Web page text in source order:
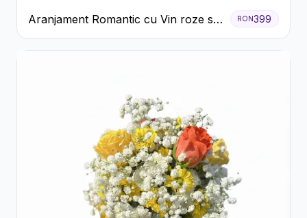
Aranjament Romantic cu Vin roze si
Flori pastel
RON399